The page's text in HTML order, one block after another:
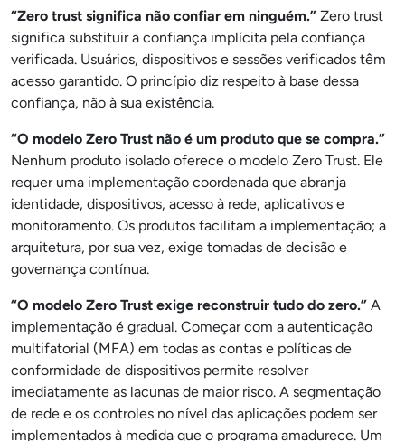
“Zero trust significa não confiar em ninguém.” Zero trust
significa substituir a confiança implícita pela confiança
verificada. Usuários, dispositivos e sessões verificados têm
acesso garantido. O princípio diz respeito à base dessa
confiança, não à sua existência.
“O modelo Zero Trust não é um produto que se compra.”
Nenhum produto isolado oferece o modelo Zero Trust. Ele
requer uma implementação coordenada que abranja
identidade, dispositivos, acesso à rede, aplicativos e
monitoramento. Os produtos facilitam a implementação; a
arquitetura, por sua vez, exige tomadas de decisão e
governança contínua.
“O modelo Zero Trust exige reconstruir tudo do zero.” A
implementação é gradual. Começar com a autenticação
multifatorial (MFA) em todas as contas e políticas de
conformidade de dispositivos permite resolver
imediatamente as lacunas de maior risco. A segmentação
de rede e os controles no nível das aplicações podem ser
implementados à medida que o programa amadurece. Um